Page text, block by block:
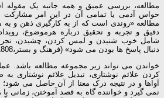
مطالعه، بررسی عمیق و همه جانبه یک
حواس آدمی یا تمامی آن در این امر مشارکت
مطالعه «روندی است که از به کارگیری ذهن و به
دقیق و تجربه و تحقیق درباره هرموضوع،
شامل خوب شنیدن و لمس کردن، چشیدن،
دنبال پاسخ ها بودن می شود» (فرهنگ و بستر،1808).
خواندن می تواند زیر مجموعه مطالعه باشد.
کردن علائم نوشتاری، تبدیل علائم نوشتاری
آواها و در نتیجه درک معنا از آن حاصل می
نمی گیرد و خواننده گاه به قصد آموختن، زمانی